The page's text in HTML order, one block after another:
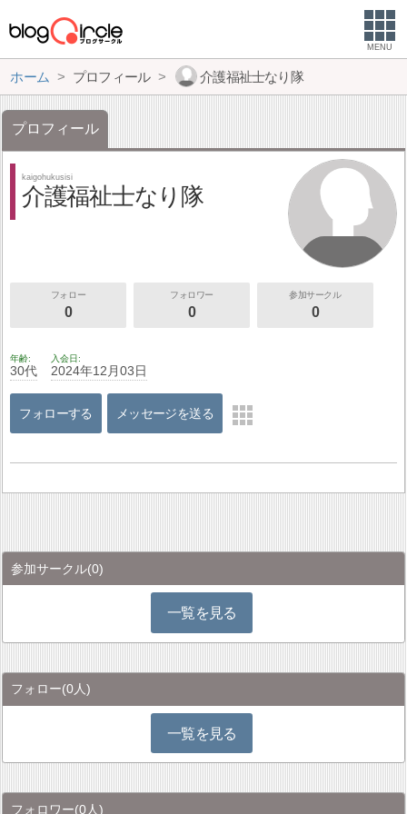
MENU
ホーム プロフィール 介護福祉士なり隊
プロフィール
kaigohukusisi
介護福祉士なり隊
フォロー
0
フォロワー
0
参加サークル
0
年齢
30代
入会日
2024年12月03日
フォローする メッセージを送る
参加サークル(0)
一覧を見る
フォロー(0人)
一覧を見る
フォロワー(0人)